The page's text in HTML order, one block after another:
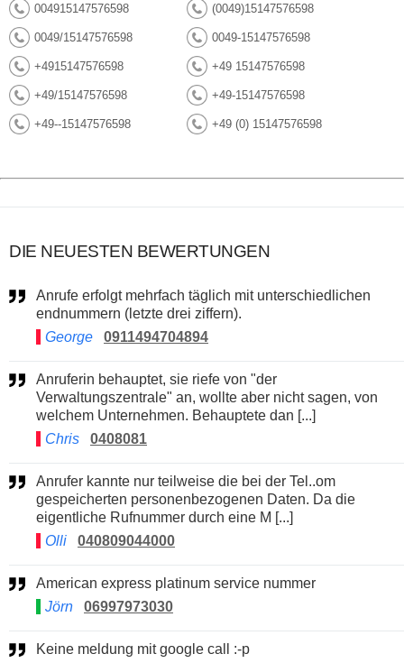
004915147576598 (0049)15147576598
0049/15147576598 0049-15147576598
+4915147576598 +49 15147576598
+49/15147576598 +49-15147576598
+49--15147576598 +49 (0) 15147576598
DIE NEUESTEN BEWERTUNGEN
Anrufe erfolgt mehrfach täglich mit unterschiedlichen
endnummern (letzte drei ziffern).
George
0911494704894
Anruferin behauptet, sie riefe von "der
Verwaltungszentrale" an, wollte aber nicht sagen, von
welchem Unternehmen. Behauptete dan [...]
Chris
0408081
Anrufer kannte nur teilweise die bei der Tel..om
gespeicherten personenbezogenen Daten. Da die
eigentliche Rufnummer durch eine M [...]
Olli
040809044000
American express platinum service nummer
Jörn
06997973030
Keine meldung mit google call :-p